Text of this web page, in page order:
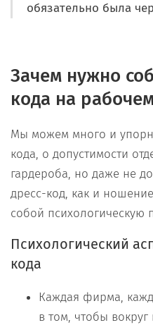
обязательно была
Зачем нужно
кода на
Мы можем много и
кода, о допустимости
гардероба, но даже не
дресс-код, как и
собой психологическую
Психологический
кода
Каждая фирма,
в том, чтобы